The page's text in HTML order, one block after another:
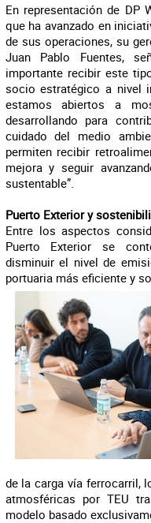
En representación de DP
que ha avanzado en
de sus operaciones, su
Juan Pablo Fuentes,
importante recibir este
socio estratégico a nivel
estamos abiertos a
desarrollando para
cuidado del medio
permiten recibir
mejora y seguir
sustentable”.
Puerto Exterior y
Entre los aspectos
Puerto Exterior se
disminuir el nivel de
portuaria más eficiente y
de la carga vía ferrocarril,
atmosféricas por TEU
modelo basado